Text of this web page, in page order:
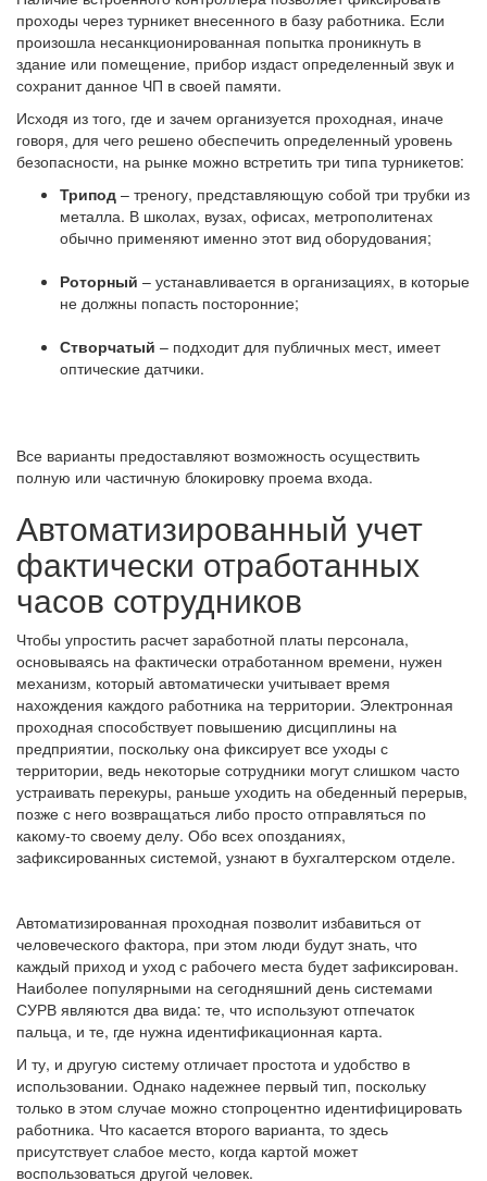
проходы через турникет внесенного в базу работника. Если
произошла несанкционированная попытка проникнуть в
здание или помещение, прибор издаст определенный звук и
сохранит данное ЧП в своей памяти.
Исходя из того, где и зачем организуется проходная, иначе
говоря, для чего решено обеспечить определенный уровень
безопасности, на рынке можно встретить три типа турникетов:
Трипод – треногу, представляющую собой три трубки из
металла. В школах, вузах, офисах, метрополитенах
обычно применяют именно этот вид оборудования;
Роторный – устанавливается в организациях, в которые
не должны попасть посторонние;
Створчатый – подходит для публичных мест, имеет
оптические датчики.
Все варианты предоставляют возможность осуществить
полную или частичную блокировку проема входа.
Автоматизированный учет
фактически отработанных
часов сотрудников
Чтобы упростить расчет заработной платы персонала,
основываясь на фактически отработанном времени, нужен
механизм, который автоматически учитывает время
нахождения каждого работника на территории. Электронная
проходная способствует повышению дисциплины на
предприятии, поскольку она фиксирует все уходы с
территории, ведь некоторые сотрудники могут слишком часто
устраивать перекуры, раньше уходить на обеденный перерыв,
позже с него возвращаться либо просто отправляться по
какому-то своему делу. Обо всех опозданиях,
зафиксированных системой, узнают в бухгалтерском отделе.
Автоматизированная проходная позволит избавиться от
человеческого фактора, при этом люди будут знать, что
каждый приход и уход с рабочего места будет зафиксирован.
Наиболее популярными на сегодняшний день системами
СУРВ являются два вида: те, что используют отпечаток
пальца, и те, где нужна идентификационная карта.
И ту, и другую систему отличает простота и удобство в
использовании. Однако надежнее первый тип, поскольку
только в этом случае можно стопроцентно идентифицировать
работника. Что касается второго варианта, то здесь
присутствует слабое место, когда картой может
воспользоваться другой человек.